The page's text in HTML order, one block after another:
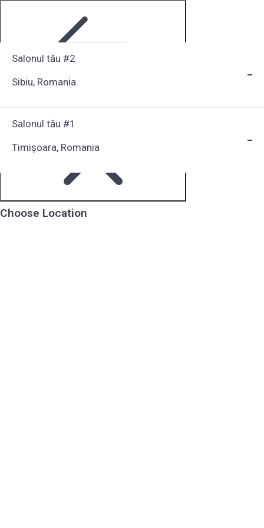
Choose Location
Salonul tău #2
Sibiu, Romania
Salonul tău #1
Timișoara, Romania